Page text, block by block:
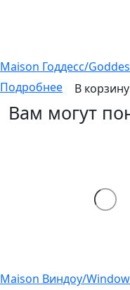
Maison Годдесс/
Подробнее
В корзину
Вам могут
Maison Виндоу/